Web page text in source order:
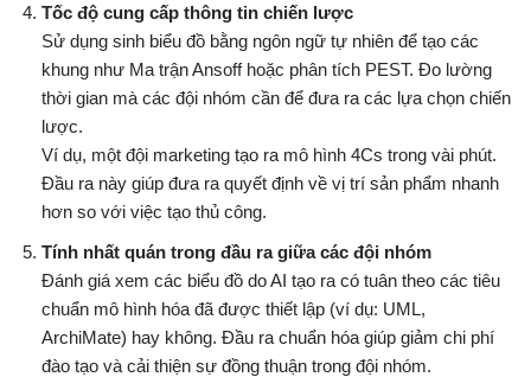
Tốc độ cung cấp thông tin chiến lược
Sử dụng sinh biểu đồ bằng ngôn ngữ tự nhiên để tạo các
khung như Ma trận Ansoff hoặc phân tích PEST. Đo lường
thời gian mà các đội nhóm cần để đưa ra các lựa chọn chiến
lược.
Ví dụ, một đội marketing tạo ra mô hình 4Cs trong vài phút.
Đầu ra này giúp đưa ra quyết định về vị trí sản phẩm nhanh
hơn so với việc tạo thủ công.
Tính nhất quán trong đầu ra giữa các đội nhóm
Đánh giá xem các biểu đồ do AI tạo ra có tuân theo các tiêu
chuẩn mô hình hóa đã được thiết lập (ví dụ: UML,
ArchiMate) hay không. Đầu ra chuẩn hóa giúp giảm chi phí
đào tạo và cải thiện sự đồng thuận trong đội nhóm.